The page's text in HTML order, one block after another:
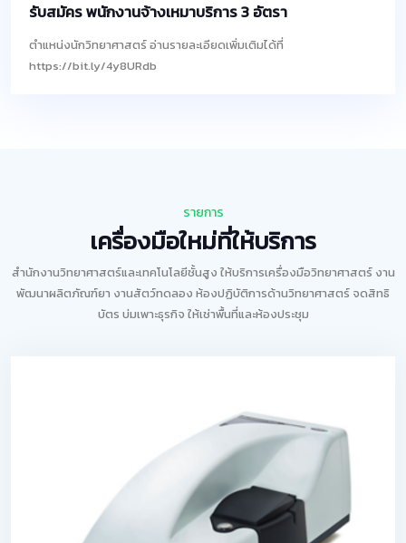
รับสมัคร พนักงานจ้างเหมาบริการ 3 อัตรา
ตำแหน่งนักวิทยาศาสตร์ อ่านรายละเอียดเพิ่มเติมได้ที่
https://bit.ly/4y8URdb
รายการ
เครื่องมือใหม่ที่ให้บริการ
สำนักงานวิทยาศาสตร์และเทคโนโลยีชั้นสูง ให้บริการเครื่องมือวิทยาศาสตร์ งาน
พัฒนาผลิตภัณฑ์ยา งานสัตว์ทดลอง ห้องปฏิบัติการด้านวิทยาศาสตร์ จดสิทธิ
บัตร บ่มเพาะธุรกิจ ให้เช่าพื้นที่และห้องประชุม